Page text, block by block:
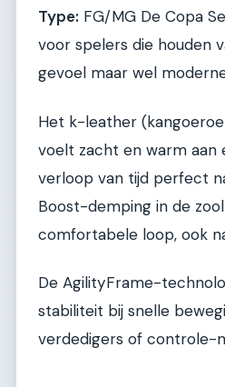
Type: FG/MG De Copa
voor spelers die houden
gevoel maar wel
Het k-leather
voelt zacht en warm aan
verloop van tijd perfect
Boost-demping in de
comfortabele loop, ook
De AgilityFrame-
stabiliteit bij snelle
verdedigers of controle-